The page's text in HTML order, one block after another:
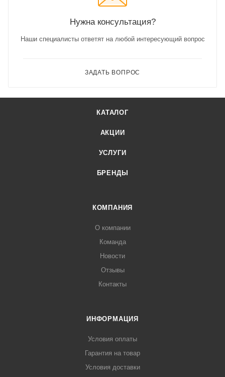
Нужна консультация?
Наши специалисты ответят на любой интересующий вопрос
ЗАДАТЬ ВОПРОС
КАТАЛОГ
АКЦИИ
УСЛУГИ
БРЕНДЫ
КОМПАНИЯ
О компании
Команда
Новости
Отзывы
Контакты
ИНФОРМАЦИЯ
Условия оплаты
Гарантия на товар
Условия доставки